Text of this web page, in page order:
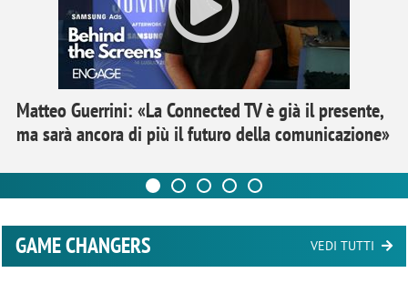
Matteo Guerrini: «La Connected TV è già il presente,
ma sarà ancora di più il futuro della comunicazione»
GAME CHANGERS VEDI TUTTI